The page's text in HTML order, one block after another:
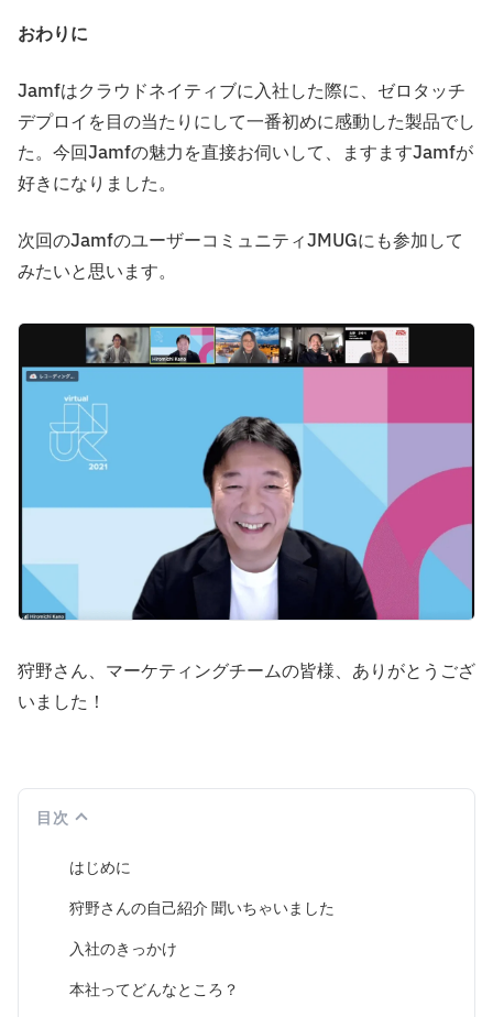
おわりに
Jamfはクラウドネイティブに入社した際に、ゼロタッチ
デプロイを目の当たりにして一番初めに感動した製品でし
た。今回Jamfの魅力を直接お伺いして、ますますJamfが
好きになりました。
次回のJamfのユーザーコミュニティJMUGにも参加して
みたいと思います。
狩野さん、マーケティングチームの皆様、ありがとうござ
いました！
目次
はじめに
狩野さんの自己紹介 聞いちゃいました
入社のきっかけ
本社ってどんなところ？